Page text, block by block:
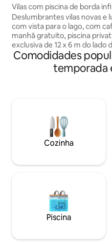
Vilas com piscina de borda
piscina privativa com traslado
aeroporto
Deslumbrantes vilas novas e
com vista para o lago, com
manhã gratuito, piscina
exclusiva de 12 x 6 m do lado
equipada com bistrô bar,
turco, ar-condicionado, Wi-Fi
digital de tela plana de 70”,
família, luas de mel, estadias
ou antes e depois de safáris,
negócios, Entebbe, Kampala e
Munyunyo. Hóspedes
Comodidades
temporada
Cozinha
Piscina